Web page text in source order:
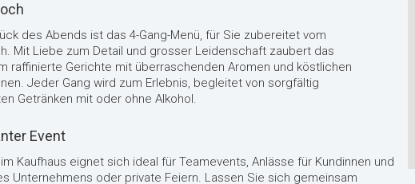
des Abends ist das 4-Gang-Menü, für Sie zubereitet vom
Mit Liebe zum Detail und grosser Leidenschaft zaubert das
raffinierte Gerichte mit überraschenden Aromen und köstlichen
Jeder Gang wird zum Erlebnis, begleitet von sorgfältig
Getränken mit oder ohne Alkohol.
Event
Kaufhaus eignet sich ideal für Teamevents, Anlässe für Kundinnen und
Unternehmens oder private Feiern. Lassen Sie sich gemeinsam